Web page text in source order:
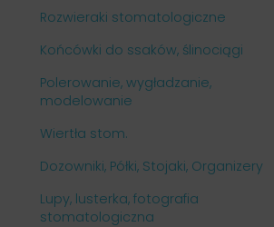
Rozwieraki stomatologiczne
Końcówki do ssaków, ślinociągi
Polerowanie, wygładzanie,
modelowanie
Wiertła stom.
Dozowniki, Półki, Stojaki, Organizery
Lupy, lusterka, fotografia
stomatologiczna